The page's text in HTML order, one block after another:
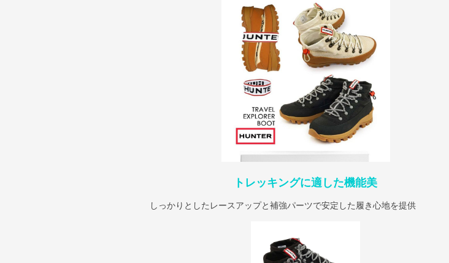
トレッキングに適した機能美
しっかりとしたレースアップと補強パーツで安定した履き心地を提供